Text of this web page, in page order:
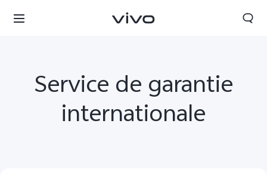
Service de garantie
internationale